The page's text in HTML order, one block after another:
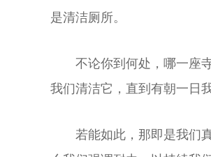
是清洁厕所。
不论你到何处，哪一座
我们清洁它，直到有朝一日
若能如此，那即是我们